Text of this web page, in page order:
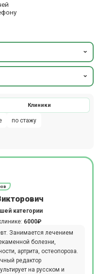
Клиники
по стажу
категории
6000₽
Занимается лечением
болезни,
артрита, остеопороза.
редактор
на русском и